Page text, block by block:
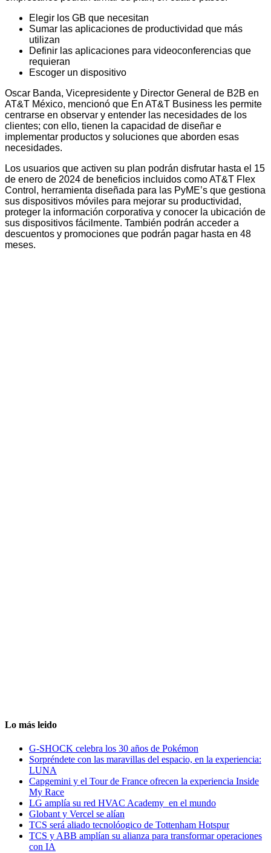
Elegir los GB que necesitan
Sumar las aplicaciones de productividad que más
utilizan
Definir las aplicaciones para videoconferencias que
requieran
Escoger un dispositivo
Oscar Banda, Vicepresidente y Director General de B2B en
AT&T México, mencionó que En AT&T Business les permite
centrarse en observar y entender las necesidades de los
clientes; con ello, tienen la capacidad de diseñar e
implementar productos y soluciones que aborden esas
necesidades.
Los usuarios que activen su plan podrán disfrutar hasta el 15
de enero de 2024 de beneficios incluidos como AT&T Flex
Control, herramienta diseñada para las PyME’s que gestiona
sus dispositivos móviles para mejorar su productividad,
proteger la información corporativa y conocer la ubicación de
sus dispositivos fácilmente. También podrán acceder a
descuentos y promociones que podrán pagar hasta en 48
meses.
Lo más leido
G-SHOCK celebra los 30 años de Pokémon
Sorpréndete con las maravillas del espacio, en la experiencia:
LUNA
Capgemini y el Tour de France ofrecen la experiencia Inside
My Race
LG amplía su red HVAC Academy en el mundo
Globant y Vercel se alían
TCS será aliado tecnolóogico de Tottenham Hotspur
TCS y ABB amplían su alianza para transformar operaciones
con IA